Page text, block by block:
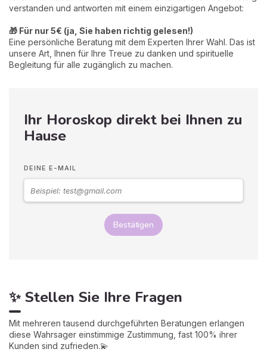
verstanden und antworten mit einem einzigartigen Angebot:
🎁 Für nur 5€ (ja, Sie haben richtig gelesen!)
Eine persönliche Beratung mit dem Experten Ihrer Wahl. Das ist
unsere Art, Ihnen für Ihre Treue zu danken und spirituelle
Begleitung für alle zugänglich zu machen.
Ihr Horoskop direkt bei Ihnen zu
Hause
DEINE E-MAIL
Bestätigen
✨ Stellen Sie Ihre Fragen
Mit mehreren tausend durchgeführten Beratungen erlangen
diese Wahrsager einstimmige Zustimmung, fast 100% ihrer
Kunden sind zufrieden.💫